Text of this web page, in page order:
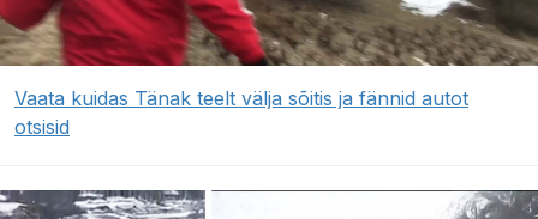
Vaata kuidas Tänak teelt välja sõitis ja fännid autot
otsisid